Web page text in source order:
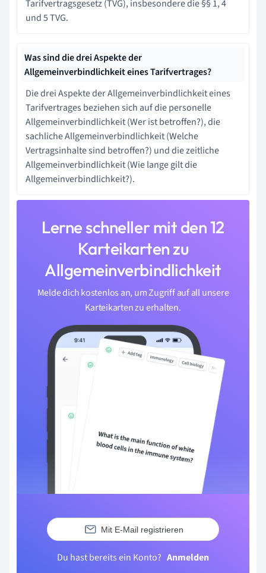
Tarifvertragsgesetz (TVG), insbesondere die §§ 1, 4
und 5 TVG.
Was sind die drei Aspekte der
Allgemeinverbindlichkeit eines Tarifvertrages?
Die drei Aspekte der Allgemeinverbindlichkeit eines
Tarifvertrages beziehen sich auf die personelle
Allgemeinverbindlichkeit (Wer ist betroffen?), die
sachliche Allgemeinverbindlichkeit (Welche
Vertragsinhalte sind betroffen?) und die zeitliche
Allgemeinverbindlichkeit (Wie lange gilt die
Allgemeinverbindlichkeit?).
Lerne schneller mit den 12
Karteikarten zu
Allgemeinverbindlichkeit
Melde dich kostenlos an, um Zugriff auf all unsere
Karteikarten zu erhalten.
Mit E-Mail registrieren
Du hast bereits ein Konto? Anmelden